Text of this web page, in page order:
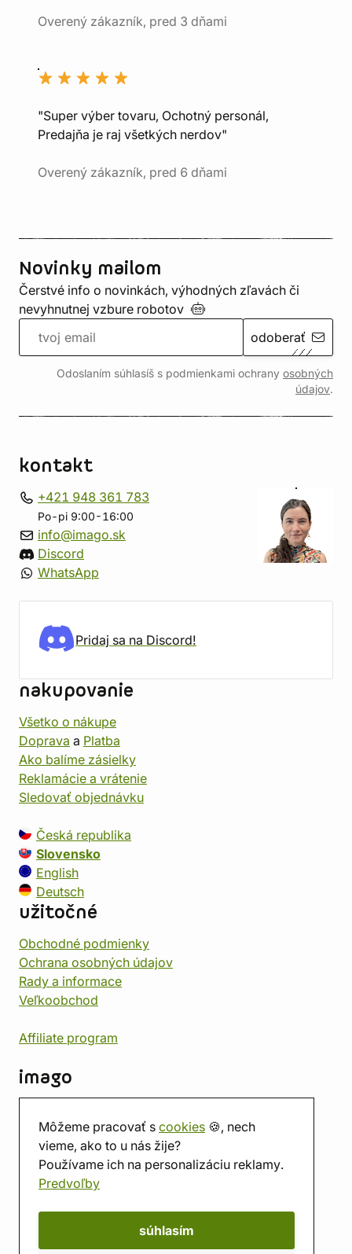
Môžeme pracovať s cookies 🍪, nech
vieme, ako to u nás žije?
Používame ich na personalizáciu reklamy.
Predvoľby
súhlasím
Overený zákazník, pred 3 dňami
"Super výber tovaru, Ochotný personál,
Predajňa je raj všetkých nerdov"
Overený zákazník, pred 6 dňami
Novinky mailom
Čerstvé info o novinkách, výhodných zľavách či
nevyhnutnej vzbure robotov
odoberať
Odoslaním súhlasíš s podmienkami ochrany osobných
údajov.
kontakt
+421 948 361 783
Po-pi 9:00-16:00
info@imago.sk
Discord
WhatsApp
Pridaj sa na Discord!
nakupovanie
Všetko o nákupe
Doprava a Platba
Ako balíme zásielky
Reklamácie a vrátenie
Sledovať objednávku
Česká republika
Slovensko
English
Deutsch
užitočné
Obchodné podmienky
Ochrana osobných údajov
Rady a informace
Veľkoobchod
Affiliate program
imago
Predajňa
Herňa
O nás
Hodnotenie obchodu